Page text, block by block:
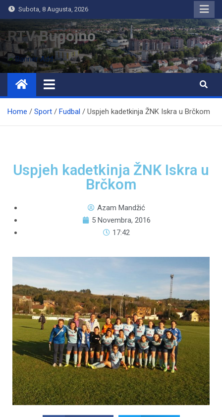
Subota, 8 Augusta, 2026
RTV Bugojno
Home Sport Fudbal Uspjeh kadetkinja ŽNK Iskra u Brčkom
Uspjeh kadetkinja ŽNK Iskra u
Brčkom
Azam Mandžić
5 Novembra, 2016
17:42